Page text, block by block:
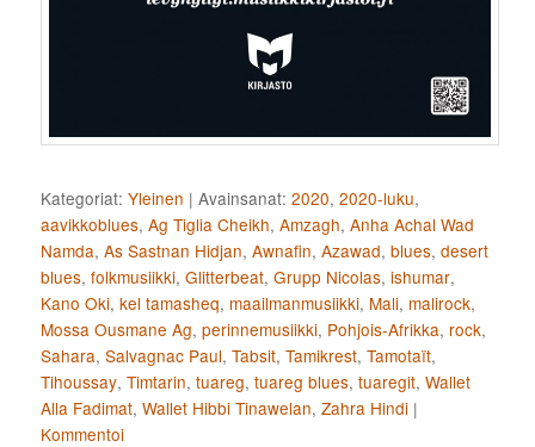
Kategoriat: Yleinen |Avainsanat: 2020,2020-luku,
aavikkoblues,Ag Tiglia Cheikh,Amzagh,Anha Achal Wad
Namda,As Sastnan Hidjan,Awnafin,Azawad,blues,desert
blues,folkmusiikki,Glitterbeat,Grupp Nicolas,ishumar,
Kano Oki,kel tamasheq, maailmanmusiikki, Mali, malirock,
Mossa Ousmane Ag,perinnemusiikki, Pohjois-Afrikka, rock,
Sahara,Salvagnac Paul,Tabsit,Tamikrest,Tamotaït,
Tihoussay,Timtarin,tuareg,tuareg blues,tuaregit,Wallet
Alla Fadimat,Wallet Hibbi Tinawelan,Zahra Hindi |
Kommentoi